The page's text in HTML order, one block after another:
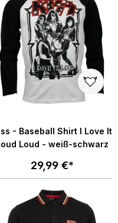
5 Sternen
- Baseball Shirt I Love It
Loud - weiß-schwarz
29,99 €*